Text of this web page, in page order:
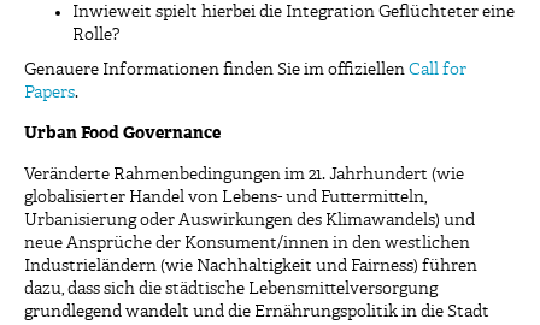
Inwieweit spielt hierbei die Integration Geflüchteter eine
Rolle?
Genauere Informationen finden Sie im offiziellen Call for
Papers.
Urban Food Governance
Veränderte Rahmenbedingungen im 21. Jahrhundert (wie
globalisierter Handel von Lebens- und Futtermitteln,
Urbanisierung oder Auswirkungen des Klimawandels) und
neue Ansprüche der Konsument/innen in den westlichen
Industrieländern (wie Nachhaltigkeit und Fairness) führen
dazu, dass sich die städtische Lebensmittelversorgung
grundlegend wandelt und die Ernährungspolitik in die Stadt